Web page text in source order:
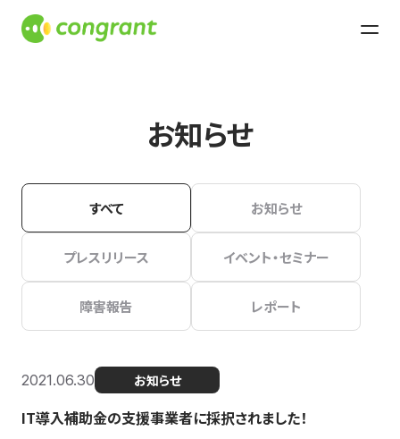
お知らせ
すべて お知らせ
プレスリリース イベント・セミナー
障害報告 レポート
2021.06.30 お知らせ
IT導入補助金の支援事業者に採択されました！